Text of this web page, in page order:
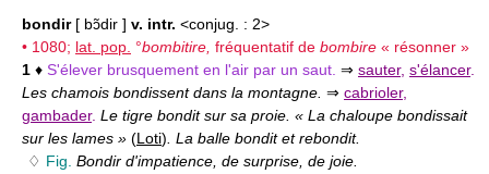
bondir[ bɔ̃dir ] v. intr. <conjug. : 2>
• 1080; lat. pop. °bombitire, fréquentatif de bombire « résonner »
1 ♦ S'élever brusquement en l'air par un saut. ⇒ sauter, s'élancer.
Les chamois bondissent dans la montagne. ⇒ cabrioler,
gambader. Le tigre bondit sur sa proie. « La chaloupe bondissait
sur les lames » (Loti) . La balle bondit et rebondit.
♢ Fig. Bondir d'impatience, de surprise, de joie.